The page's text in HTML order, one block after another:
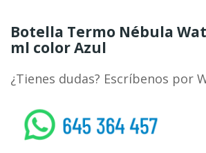
Botella Termo Nébula
ml color Azul
¿Tienes dudas? Escríbenos por
whatsapp